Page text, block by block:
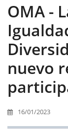
OMA -
nuevo
16/01/2023